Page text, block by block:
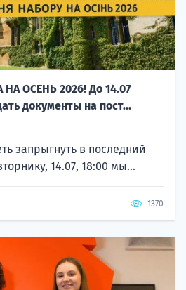
ОСЕНЬ 2026! До 14.07
документы на пост...
запрыгнуть в последний
14.07, 18:00 мы...
1370